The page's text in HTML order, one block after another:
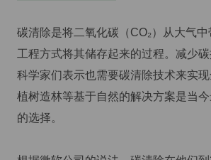
碳清除是将二氧化碳（CO₂）从大气
工程方式将其储存起来的过程。减少
科学家们表示也需要碳清除技术来实
植树造林等基于自然的解决方案是当
的选择。